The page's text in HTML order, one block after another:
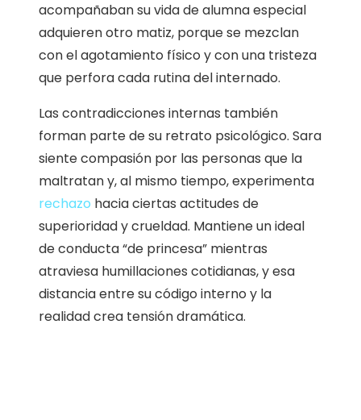
acompañaban su vida de alumna especial
adquieren otro matiz, porque se mezclan
con el agotamiento físico y con una tristeza
que perfora cada rutina del internado.
Las contradicciones internas también
forman parte de su retrato psicológico. Sara
siente compasión por las personas que la
maltratan y, al mismo tiempo, experimenta
rechazo hacia ciertas actitudes de
superioridad y crueldad. Mantiene un ideal
de conducta “de princesa” mientras
atraviesa humillaciones cotidianas, y esa
distancia entre su código interno y la
realidad crea tensión dramática.